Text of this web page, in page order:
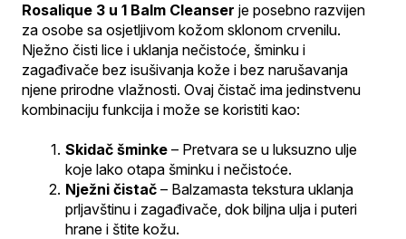
Rosalique 3 u 1 Balm Cleanser je posebno razvijen
za osobe sa osjetljivom kožom sklonom crvenilu.
Nježno čisti lice i uklanja nečistoće, šminku i
zagađivače bez isušivanja kože i bez narušavanja
njene prirodne vlažnosti. Ovaj čistač ima jedinstvenu
kombinaciju funkcija i može se koristiti kao:
Skidač šminke – Pretvara se u luksuzno ulje
koje lako otapa šminku i nečistoće.
Nježni čistač – Balzamasta tekstura uklanja
prljavštinu i zagađivače, dok biljna ulja i puteri
hrane i štite kožu.